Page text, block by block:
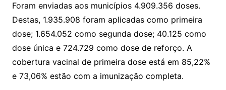
Foram enviadas aos municípios 4.909.356 doses.
Destas, 1.935.908 foram aplicadas como primeira
dose; 1.654.052 como segunda dose; 40.125 como
dose única e 724.729 como dose de reforço. A
cobertura vacinal de primeira dose está em 85,22%
e 73,06% estão com a imunização completa.